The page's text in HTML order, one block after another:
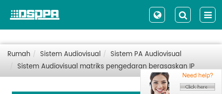
Rumah Sistem Audiovisual
Sistem PA Audiovisual
Sistem Audiovisual matriks pengedaran berasaskan IP